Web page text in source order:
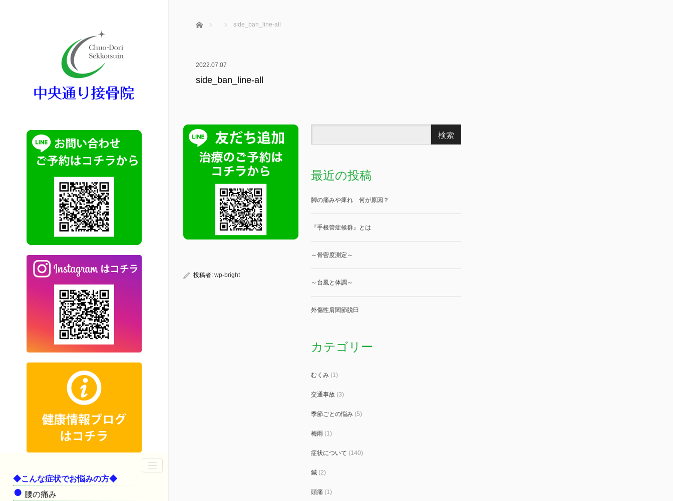
◆こんな症状でお悩みの方◆
● 腰の痛み
ホーム side_ban_line-all
2022.07.07
side_ban_line-all
投稿者: wp-bright
最近の投稿
脚の痛みや痺れ 何が原因？
『手根管症候群』とは
～骨密度測定～
～台風と体調～
外傷性肩関節脱臼
カテゴリー
むくみ(1)
交通事故(3)
季節ごとの悩み(5)
梅雨(1)
症状について (140)
鍼(2)
頭痛 (1)